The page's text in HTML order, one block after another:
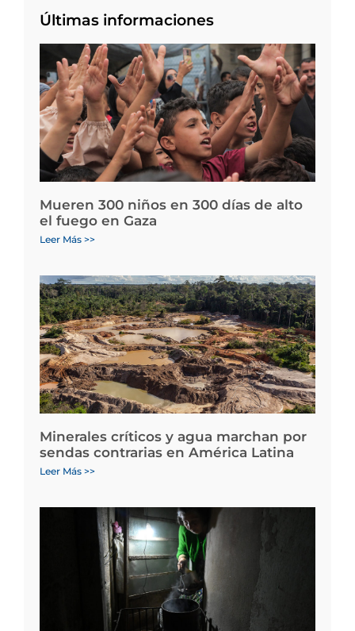
Últimas informaciones
Mueren 300 niños en 300 días de alto
el fuego en Gaza
Leer Más >>
Minerales críticos y agua marchan por
sendas contrarias en América Latina
Leer Más >>